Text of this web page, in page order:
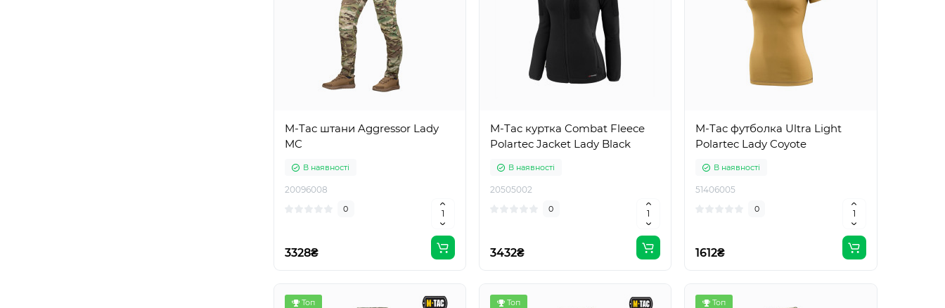
M-Tac штани Aggressor Lady
MC
В наявності
20096008
0
3328₴
M-Tac куртка Combat Fleece
Polartec Jacket Lady Black
В наявності
20505002
0
3432₴
M-Tac футболка Ultra Light
Polartec Lady Coyote
В наявності
51406005
0
1612₴
Топ Топ Топ